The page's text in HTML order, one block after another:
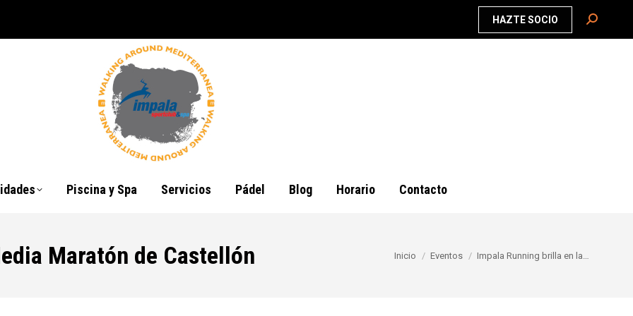
HAZTE SOCIO Buscar:
Piscina y Spa Servicios Pádel Blog Horario Contacto
Maratón de Castellón Estás aquí:
Inicio Eventos Impala Running brilla en la…